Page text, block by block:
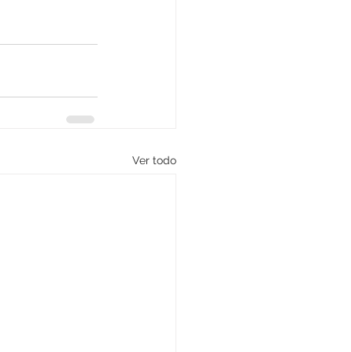
Ver todo